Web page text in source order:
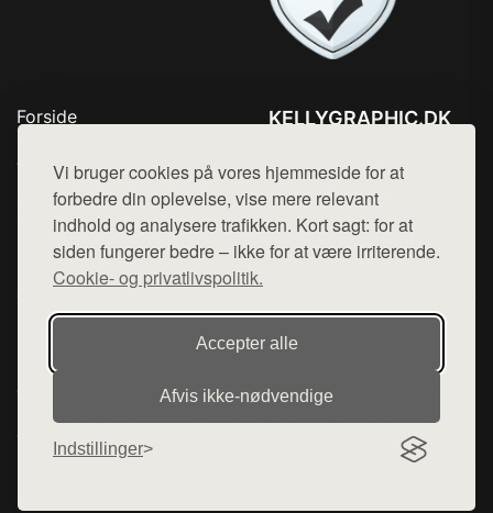
Vi bruger cookies på vores hjemmeside for at
forbedre din oplevelse, vise mere relevant
indhold og analysere trafikken. Kort sagt: for at
siden fungerer bedre – ikke for at være irriterende.
Cookie- og privatlivspolitik.
Accepter alle
Afvis ikke‑nødvendige
Indstillinger
Forside
Top Rabatter
Blog
Kontakt
KELLYGRAPHIC.DK
Mail: hej@want.dk
Cookie- og privatlivspolitik
Denne side er en del af want.dk, der udgiver en række
hjemmesider med præsentation af forskellige produkter fra
diverse webshops. Der sælges ikke varer fra denne side - vi
varerne på lager.